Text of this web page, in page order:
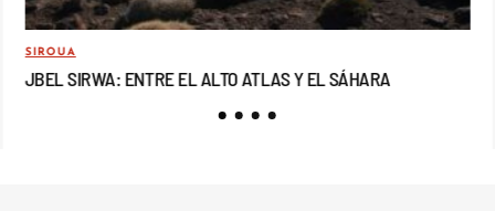
SIROUA
JBEL SIRWA: ENTRE EL ALTO ATLAS Y EL SÁHARA